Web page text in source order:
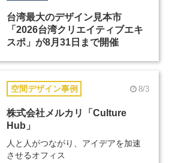
台湾最大のデザイン見本市
「2026台湾クリエイティブエキ
スポ」が8月31日まで開催
空間デザイン事例 8/3
株式会社メルカリ「Culture
Hub」
人と人がつながり、アイデアを加速
させるオフィス